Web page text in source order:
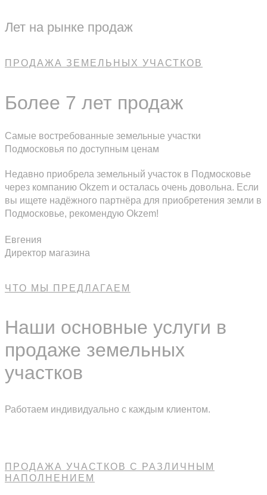
Лет на рынке продаж
ПРОДАЖА ЗЕМЕЛЬНЫХ УЧАСТКОВ
Более 7 лет продаж
Самые востребованные земельные участки
Подмосковья по доступным ценам
Недавно приобрела земельный участок в Подмосковье
через компанию Okzem и осталась очень довольна. Если
вы ищете надёжного партнёра для приобретения земли в
Подмосковье, рекомендую Okzem!
Евгения
Директор магазина
ЧТО МЫ ПРЕДЛАГАЕМ
Наши основные услуги в
продаже земельных
участков
Работаем индивидуально с каждым клиентом.
ПРОДАЖА УЧАСТКОВ С РАЗЛИЧНЫМ
НАПОЛНЕНИЕМ